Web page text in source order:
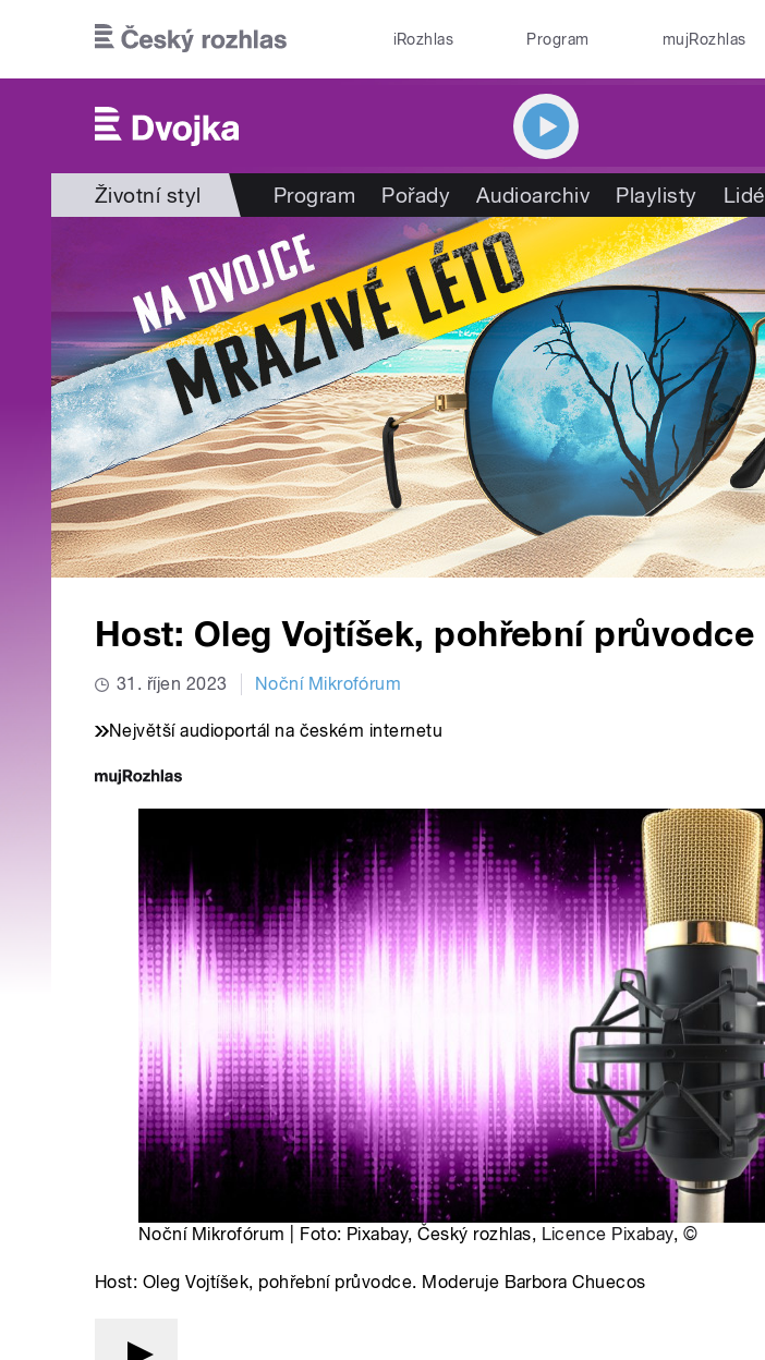
iRozhlas Program mujRozhlas
Životní styl Program Pořady Audioarchiv Playlisty Lidé
Host: Oleg Vojtíšek, pohřební průvodce
31. říjen 2023 Noční Mikrofórum
Největší audioportál na českém internetu
Noční Mikrofórum | Foto: Pixabay, Český rozhlas, Licence Pixabay, ©
Host: Oleg Vojtíšek, pohřební průvodce. Moderuje Barbora Chuecos